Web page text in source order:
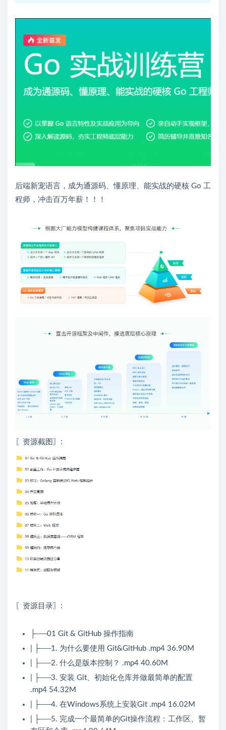
后端新宠语言，成为通源码、懂原理、能实战的硬核 Go 工
程师，冲击百万年薪！！！
〖资源截图〗:
〖资源目录〗:
├──01 Git & GitHub 操作指南
| ├──1. 为什么要使用 Git&GitHub .mp4 36.90M
| ├──2. 什么是版本控制？ .mp4 40.60M
| ├──3. 安装 Git、初始化仓库并做最简单的配置
.mp4 54.32M
| ├──4. 在Windows系统上安装Git .mp4 16.02M
| ├──5. 完成一个最简单的Git操作流程：工作区、暂